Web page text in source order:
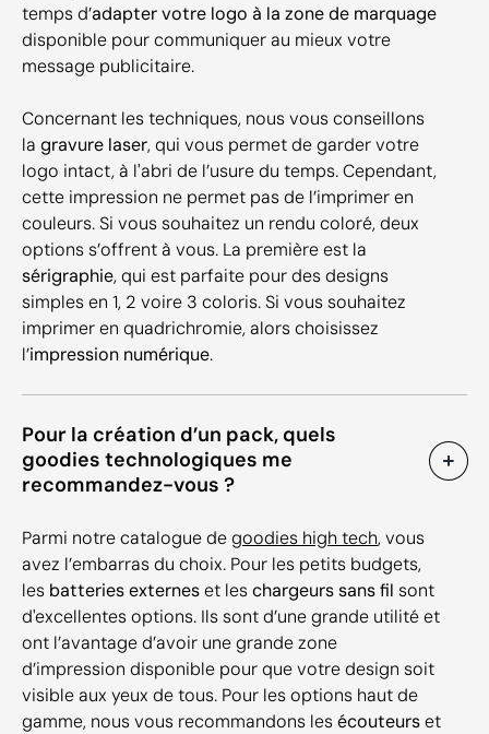
temps d’adapter votre logo à la zone de marquage
disponible pour communiquer au mieux votre
message publicitaire.
Concernant les techniques, nous vous conseillons
la gravure laser, qui vous permet de garder votre
logo intact, à l'abri de l’usure du temps. Cependant,
cette impression ne permet pas de l’imprimer en
couleurs. Si vous souhaitez un rendu coloré, deux
options s’offrent à vous. La première est la
sérigraphie, qui est parfaite pour des designs
simples en 1, 2 voire 3 coloris. Si vous souhaitez
imprimer en quadrichromie, alors choisissez
l’impression numérique.
Pour la création d’un pack, quels
goodies technologiques me
recommandez-vous ?
Parmi notre catalogue degoodies high tech, vous
avez l’embarras du choix. Pour les petits budgets,
les batteries externeset leschargeurs sans fil sont
d'excellentes options. Ils sont d’une grande utilité et
ont l’avantage d’avoir une grande zone
d’impression disponible pour que votre design soit
visible aux yeux de tous. Pour les options haut de
gamme, nous vous recommandons lesécouteurset